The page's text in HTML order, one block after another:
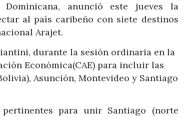
anunció este jueves la
al país caribeño con siete destinos
Arajet.
durante la sesión ordinaria en la
Económica(CAE) para incluir las
Asunción, Montevideo y Santiago
para unir Santiago (norte